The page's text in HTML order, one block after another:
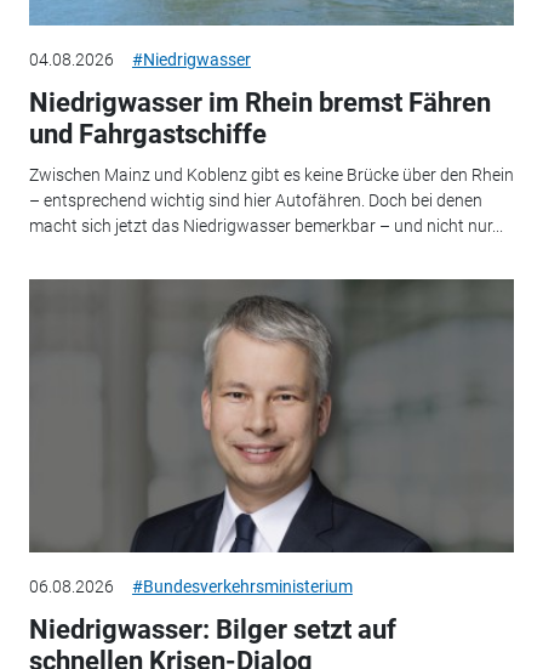
04.08.2026 #Niedrigwasser
Niedrigwasser im Rhein bremst Fähren
und Fahrgastschiffe
Zwischen Mainz und Koblenz gibt es keine Brücke über den Rhein
– entsprechend wichtig sind hier Autofähren. Doch bei denen
macht sich jetzt das Niedrigwasser bemerkbar – und nicht nur...
06.08.2026 #Bundesverkehrsministerium
Niedrigwasser: Bilger setzt auf
schnellen Krisen-Dialog